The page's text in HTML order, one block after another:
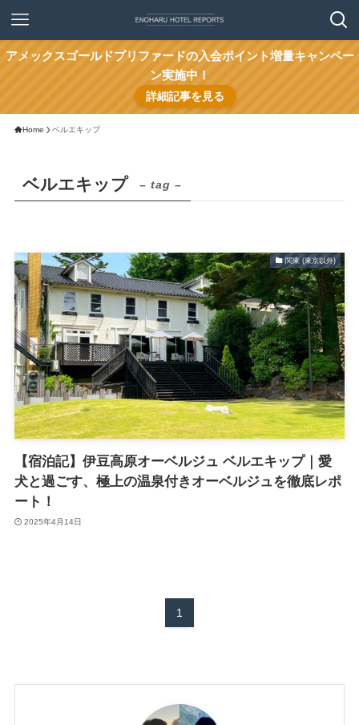
アメックスゴールドプリファードの入会ポイント増量キャンペー
ン実施中！
詳細記事を見る
Home ベルエキップ
ベルエキップ – tag –
関東 (東京以外)
【宿泊記】伊豆高原オーベルジュ ベルエキップ｜愛
犬と過ごす、極上の温泉付きオーベルジュを徹底レポ
ート！
2025年4月14日
1